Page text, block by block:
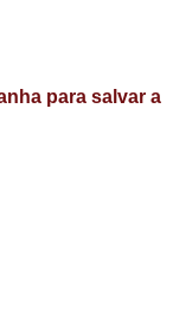
para salvar a